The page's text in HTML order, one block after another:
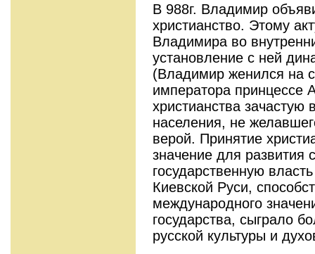
В 988г. Владимир
христианство. Этому
Владимира во
установление с ней
(Владимир женился на
императора принцессе
христианства зачастую
населения, не
верой. Принятие
значение для развития
государственную
Киевской Руси,
международного
государства, сыграло
русской культуры и